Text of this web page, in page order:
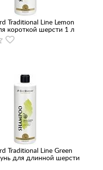
Traditional Line Lemon
короткой шерсти 1 л
Traditional Line Green
для длинной шерсти